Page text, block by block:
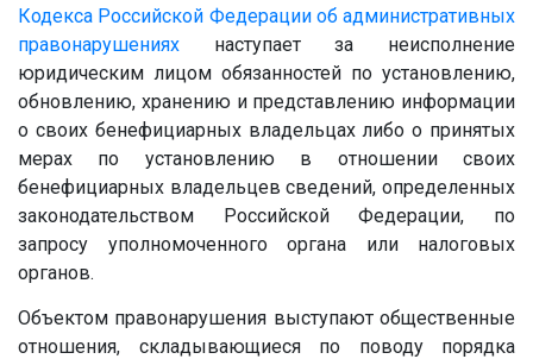
Кодекса Российской Федерации об административных
правонарушениях наступает за неисполнение
юридическим лицом обязанностей по установлению,
обновлению, хранению и представлению информации
о своих бенефициарных владельцах либо о принятых
мерах по установлению в отношении своих
бенефициарных владельцев сведений, определенных
законодательством Российской Федерации, по
запросу уполномоченного органа или налоговых
органов.
Объектом правонарушения выступают общественные
отношения, складывающиеся по поводу порядка